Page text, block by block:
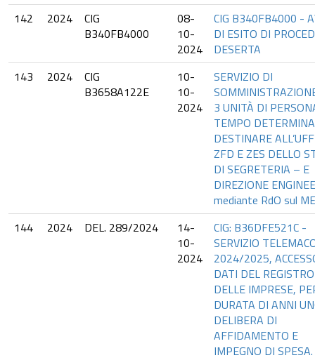
142
2024
CIG
B340FB4000
08-
10-
2024
CIG B340FB4000 -
DI ESITO DI
DESERTA
143
2024
CIG
B3658A122E
10-
10-
2024
SERVIZIO DI
3 UNITÀ DI
TEMPO
DESTINARE
ZFD E ZES DELLO
DI SEGRETERIA – E
DIREZIONE
mediante RdO sul
144
2024 DEL. 289/2024
14-
10-
2024
CIG: B36DFE521C -
SERVIZIO
2024/2025,
DATI DEL REGISTRO
DELLE IMPRESE,
DURATA DI ANNI
DELIBERA DI
AFFIDAMENTO E
IMPEGNO DI SPESA.